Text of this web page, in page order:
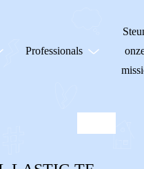
Professionals